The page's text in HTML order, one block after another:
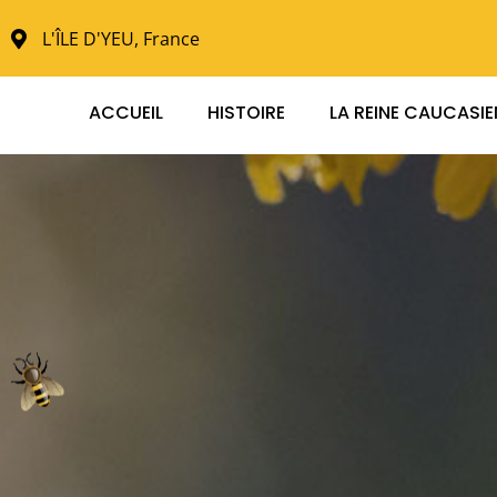
L'ÎLE D'YEU, France
ACCUEIL HISTOIRE LA REINE